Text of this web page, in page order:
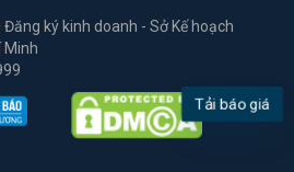
ký kinh doanh - Sở Kế hoạch
Minh